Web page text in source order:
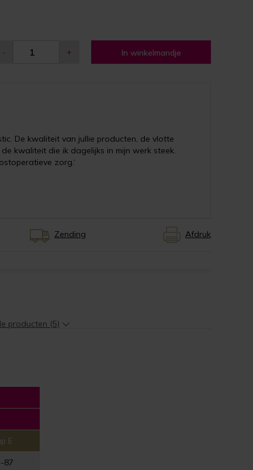
- + In winkelmandje
De kwaliteit van jullie producten, de vlotte
kwaliteit die ik dagelijks in mijn werk steek.
zorg.‘
Zending Afdruk
producten (5)
E
87